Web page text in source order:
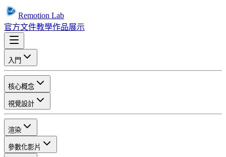
Remotion Lab
官方文件教學作品展示
入門
核心概念
視覺設計
渲染
參數化影片